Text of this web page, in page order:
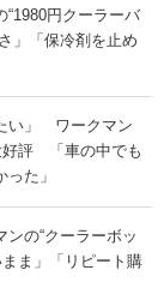
円クーラーバ
」「保冷剤を止め
い」 ワークマン
好評 「車の中でも
た」
ンの“クーラーボッ
ま」「リピート購